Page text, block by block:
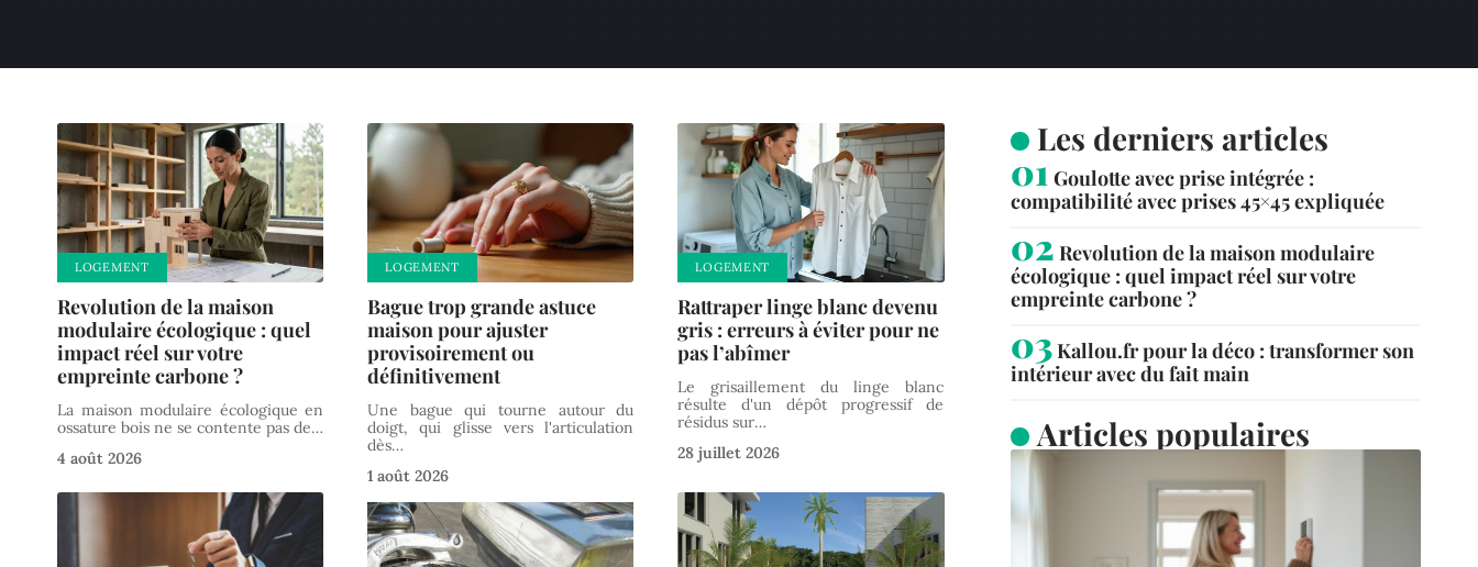
LOGEMENT
Revolution de la maison
modulaire écologique : quel
impact réel sur votre
empreinte carbone ?
La maison modulaire écologique en
ossature bois ne se contente pas de…
4 août 2026
LOGEMENT
Bague trop grande astuce
maison pour ajuster
provisoirement ou
définitivement
Une bague qui tourne autour du
doigt, qui glisse vers l'articulation
dès…
1 août 2026
LOGEMENT
Rattraper linge blanc devenu
gris : erreurs à éviter pour ne
pas l’abîmer
Le grisaillement du linge blanc
résulte d'un dépôt progressif de
résidus sur…
28 juillet 2026
Les derniers articles
Goulotte avec prise intégrée :
compatibilité avec prises 45×45 expliquée
Revolution de la maison modulaire
écologique : quel impact réel sur votre
empreinte carbone ?
Kallou.fr pour la déco : transformer son
intérieur avec du fait main
Articles populaires